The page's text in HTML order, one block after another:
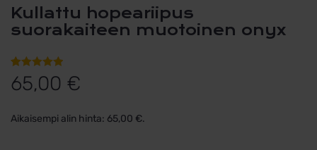
Kullattu hopeariipus
suorakaiteen muotoinen onyx
Arvio
5.00
5:stä
asiakkaan
65,00 €
Aikaisempi alin hinta: 65,00 €.